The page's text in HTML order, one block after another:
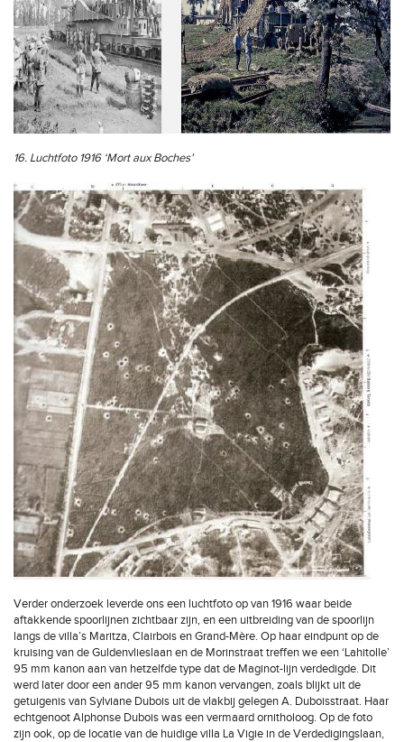
16. Luchtfoto 1916 ‘Mort aux Boches’
Verder onderzoek leverde ons een luchtfoto op van 1916 waar beide
aftakkende spoorlijnen zichtbaar zijn, en een uitbreiding van de spoorlijn
langs de villa’s Maritza, Clairbois en Grand-Mère. Op haar eindpunt op de
kruising van de Guldenvlieslaan en de Morinstraat treffen we een ‘Lahitolle’
95 mm kanon aan van hetzelfde type dat de Maginot-lijn verdedigde. Dit
werd later door een ander 95 mm kanon vervangen, zoals blijkt uit de
getuigenis van Sylviane Dubois uit de vlakbij gelegen A. Duboisstraat. Haar
echtgenoot Alphonse Dubois was een vermaard ornitholoog. Op de foto
zijn ook, op de locatie van de huidige villa La Vigie in de Verdedigingslaan,